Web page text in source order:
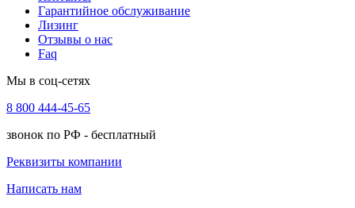
Гарантийное обслуживание
Лизинг
Отзывы о нас
Faq
Мы в соц-сетях
8 800 444-45-65
звонок по РФ - бесплатный
Реквизиты компании
Написать нам